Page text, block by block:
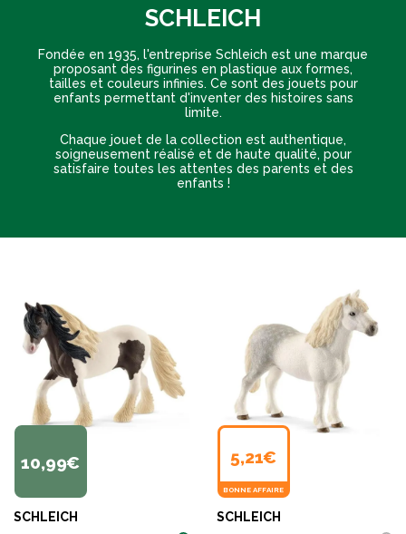
SCHLEICH
Fondée en 1935, l'entreprise Schleich est une marque
proposant des figurines en plastique aux formes,
tailles et couleurs infinies. Ce sont des jouets pour
enfants permettant d'inventer des histoires sans
limite.
Chaque jouet de la collection est authentique,
soigneusement réalisé et de haute qualité, pour
satisfaire toutes les attentes des parents et des
enfants !
10,99€
SCHLEICH
5,21€
BONNE AFFAIRE
SCHLEICH